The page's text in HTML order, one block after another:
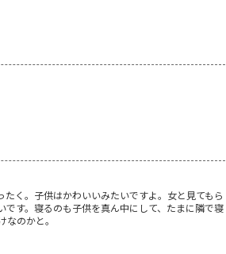
く。子供はかわいいみたいですよ。女と見てもら
す。寝るのも子供を真ん中にして、たまに隣で寝
のかと。